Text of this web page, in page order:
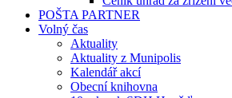
POŠTA PARTNER
Volný čas
Aktuality
Aktuality z Munipolis
Kalendář akcí
Obecní knihovna